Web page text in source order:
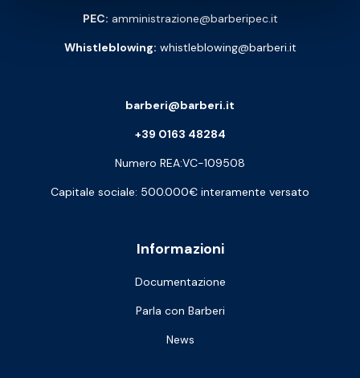
PEC: amministrazione@barberipec.it
Whistleblowing: whistleblowing@barberi.it
Informazioni
Documentazione
Parla con Barberi
News
barberi@barberi.it
+39 0163 48284
Numero REA:VC-109508
Capitale sociale: 500.000€ interamente versato